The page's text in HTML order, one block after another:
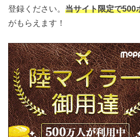
登録ください。当サイト限定で500
がもらえます！